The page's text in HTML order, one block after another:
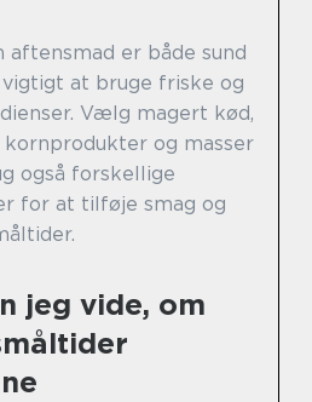
aftensmad er både sund
at bruge friske og
Vælg magert kød,
og masser
også forskellige
for at tilføje smag og
jeg vide, om